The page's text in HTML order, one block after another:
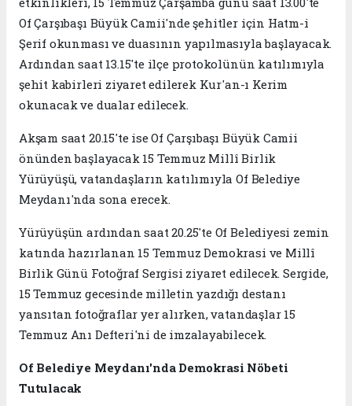
Of Çarşıbaşı Büyük Camii'nde şehitler için Hatm-i
Şerif okunması ve duasının yapılmasıyla başlayacak.
Ardından saat 13.15'te ilçe protokolünün katılımıyla
şehit kabirleri ziyaret edilerek Kur'an-ı Kerim
okunacak ve dualar edilecek.
Akşam saat 20.15'te ise Of Çarşıbaşı Büyük Camii
önünden başlayacak 15 Temmuz Millî Birlik
Yürüyüşü, vatandaşların katılımıyla Of Belediye
Meydanı'nda sona erecek.
Yürüyüşün ardından saat 20.25'te Of Belediyesi zemin
katında hazırlanan 15 Temmuz Demokrasi ve Millî
Birlik Günü Fotoğraf Sergisi ziyaret edilecek. Sergide,
15 Temmuz gecesinde milletin yazdığı destanı
yansıtan fotoğraflar yer alırken, vatandaşlar 15
Temmuz Anı Defteri'ni de imzalayabilecek.
Of Belediye Meydanı'nda Demokrasi Nöbeti
Tutulacak